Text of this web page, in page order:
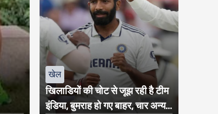
खेल
खिलाडियों की चोट से जूझ रही है टीम
इंडिया, बुमराह हो गए बाहर, चार अन्य